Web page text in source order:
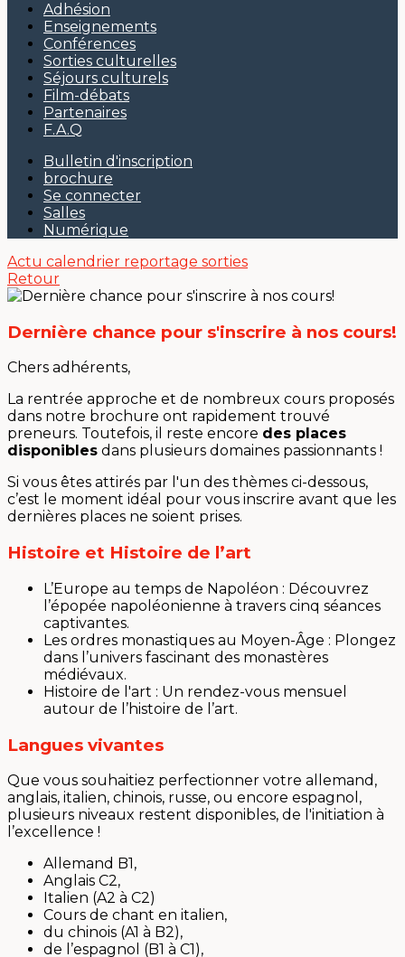
Adhésion
Enseignements
Conférences
Sorties culturelles
Séjours culturels
Film-débats
Partenaires
F.A.Q
Bulletin d'inscription
brochure
Se connecter
Salles
Numérique
Actu calendrier reportage sorties
Retour
Dernière chance pour s'inscrire à nos cours!
Chers adhérents,
La rentrée approche et de nombreux cours proposés
dans notre brochure ont rapidement trouvé
preneurs. Toutefois, il reste encore des places
disponibles dans plusieurs domaines passionnants !
Si vous êtes attirés par l'un des thèmes ci-dessous,
c’est le moment idéal pour vous inscrire avant que les
dernières places ne soient prises.
Histoire et Histoire de l’art
L’Europe au temps de Napoléon : Découvrez
l’épopée napoléonienne à travers cinq séances
captivantes.
Les ordres monastiques au Moyen-Âge : Plongez
dans l’univers fascinant des monastères
médiévaux.
Histoire de l'art : Un rendez-vous mensuel
autour de l’histoire de l’art.
Langues vivantes
Que vous souhaitiez perfectionner votre allemand,
anglais, italien, chinois, russe, ou encore espagnol,
plusieurs niveaux restent disponibles, de l'initiation à
l’excellence !
Allemand B1,
Anglais C2,
Italien (A2 à C2)
Cours de chant en italien,
du chinois (A1 à B2),
de l’espagnol (B1 à C1),